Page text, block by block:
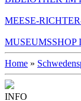
MEESE-
MUSEUMSSHOP
Home »
INFO